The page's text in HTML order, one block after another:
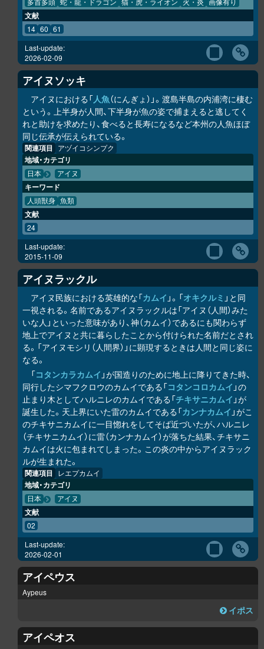
多首多頭 蛇・龍・ドラゴン 猫・虎・ライオン 火・炎 画像有り
文献
14 60 61
Last-update:
2026-02-09
アイヌソッキ
アイヌにおける「人魚（にんぎょ）」。渡島半島の内浦湾に棲む
という。上半身が人間、下半身が魚の姿で捕まえると逃してく
れと助けを求めたり、食べると長寿になるなど本州の人魚ほぼ
同じ伝承が伝えられている。
関連項目 アヅイコシンプク
地域・カテゴリ
日本 アイヌ
キーワード
人頭獣身 魚類
文献
24
Last-update:
2015-11-09
アイヌラックル
アイヌ民族における英雄的な「カムイ 」。「オキクルミ 」と同
一視される。名前であるアイヌラックルは「アイヌ（人間）みた
いな人」といった意味があり、神（カムイ）であるにも関わらず
地上でアイヌと共に暮らしたことから付けられた名前だとされ
る。「アイヌモシ リ （人間界）」に顕現するときは人間と同じ姿に
なる。
「コタンカラ カムイ 」が国造りのために地上に降りてきた時、
同行したシマフクロウのカムイである「コタンコ ロ カムイ 」の
止まり木としてハルニレのカムイである「チキサニカムイ 」が
誕生した。天上界にいた雷のカムイである「カンナカムイ 」がこ
のチキサニカムイに一目惚れをしてそば近づいたが、ハルニレ
（チキサニカムイ）に雷（カンナカムイ）が落ちた結果、チキサニ
カムイは火に包まれてしまった。この炎の中からアイヌラック
ルが生まれた。
関連項目 レエプカムイ
地域・カテゴリ
日本 アイヌ
文献
02
Last-update:
2026-02-01
アイペウス
Aypeus
イポス
アイペオス